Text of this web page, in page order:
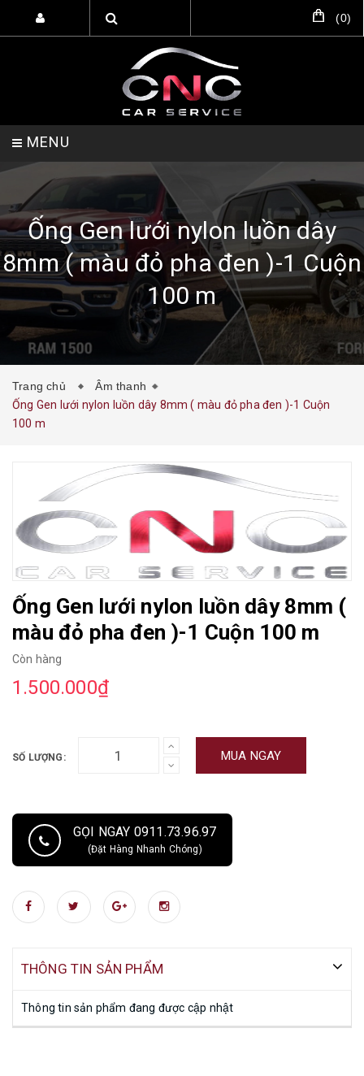
(0)
MENU
TRANG CHỦ DỊCH VỤ SẢN PHẨM
HỖ TRỢ SETUP GARA LIÊN HỆ
Ống Gen lưới nylon luồn dây
8mm ( màu đỏ pha đen )-1 Cuộn
100 m
Trang chủ
Âm thanh
Ống Gen lưới nylon luồn dây 8mm ( màu đỏ pha đen )-1 Cuộn
100 m
Ống Gen lưới nylon luồn dây 8mm (
màu đỏ pha đen )-1 Cuộn 100 m
Còn hàng
1.500.000₫
SỐ LƯỢNG: MUA NGAY
GỌI NGAY 0911.73.96.97
(Đặt Hàng Nhanh Chóng)
THÔNG TIN SẢN PHẨM
Thông tin sản phẩm đang được cập nhật